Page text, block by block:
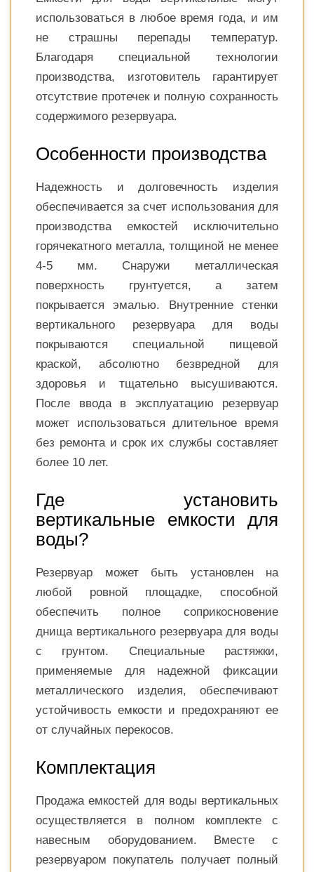
использоваться в любое время года, и им
не страшны перепады температур.
Благодаря специальной технологии
производства, изготовитель гарантирует
отсутствие протечек и полную сохранность
содержимого резервуара.
Особенности производства
Надежность и долговечность изделия
обеспечивается за счет использования для
производства емкостей исключительно
горячекатного металла, толщиной не менее
4-5 мм. Снаружи металлическая
поверхность грунтуется, а затем
покрывается эмалью. Внутренние стенки
вертикального резервуара для воды
покрываются специальной пищевой
краской, абсолютно безвредной для
здоровья и тщательно высушиваются.
После ввода в эксплуатацию резервуар
может использоваться длительное время
без ремонта и срок их службы составляет
более 10 лет.
Где установить
вертикальные емкости для
воды?
Резервуар может быть установлен на
любой ровной площадке, способной
обеспечить полное соприкосновение
днища вертикального резервуара для воды
с грунтом. Специальные растяжки,
применяемые для надежной фиксации
металлического изделия, обеспечивают
устойчивость емкости и предохраняют ее
от случайных перекосов.
Комплектация
Продажа емкостей для воды вертикальных
осуществляется в полном комплекте с
навесным оборудованием. Вместе с
резервуаром покупатель получает полный